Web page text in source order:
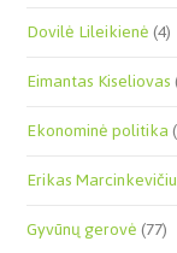
Dovilė Lileikienė(4)
Eimantas Kiseliovas
Ekonominė politika
Erikas
Gyvūnų gerovė(77)